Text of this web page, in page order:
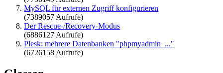
MySQL für externen Zugriff konfigurieren
(7389057 Aufrufe)
Der Rescue-/Recovery-Modus
(6886127 Aufrufe)
Plesk: mehrere Datenbanken "phpmyadmin_..."
(6726158 Aufrufe)